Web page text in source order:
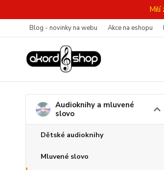
Milí
Blog - novinky na webu Akce na eshopu
Audioknihy a mluvené
slovo
Dětské audioknihy
Mluvené slovo